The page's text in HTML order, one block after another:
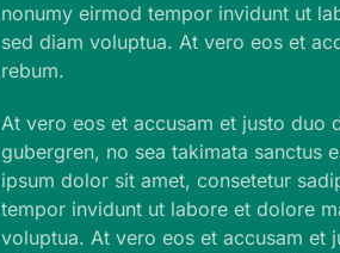
nonumy eirmod tempor invidunt ut
sed diam voluptua. At vero eos et
rebum.
At vero eos et accusam et justo duo
gubergren, no sea takimata sanctus
ipsum dolor sit amet, consetetur
tempor invidunt ut labore et dolore
voluptua. At vero eos et accusam et